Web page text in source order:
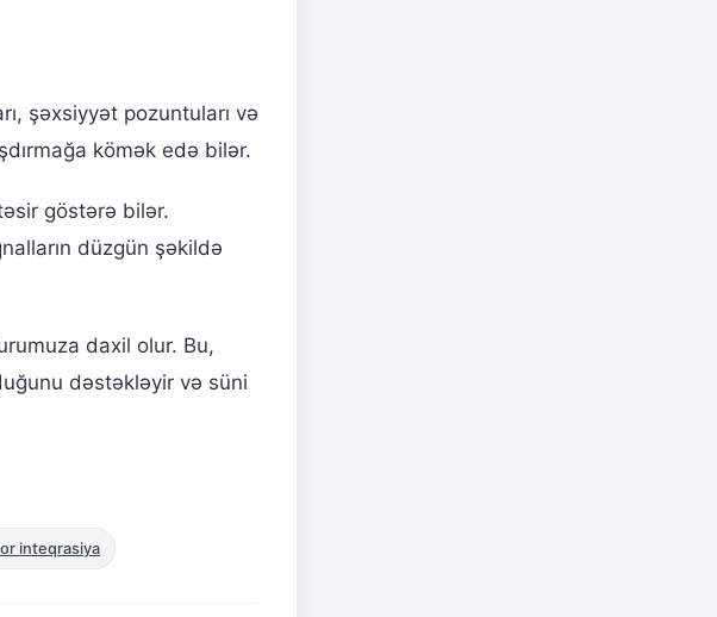
şəxsiyyət pozuntuları və
kömək edə bilər.
göstərə bilər.
düzgün şəkildə
daxil olur. Bu,
dəstəkləyir və süni
inteqrasiya